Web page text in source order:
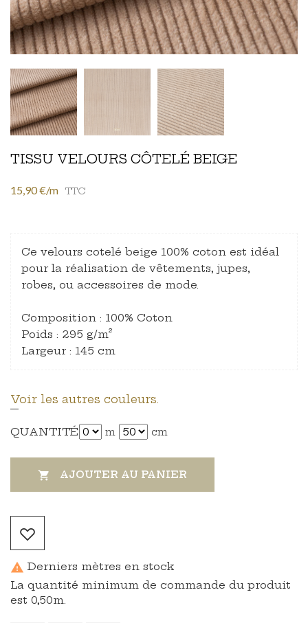
TISSU VELOURS CÔTELÉ BEIGE
15,90 €/m TTC
Ce velours cotelé beige 100% coton est idéal
pour la réalisation de vêtements, jupes,
robes, ou accessoires de mode.
Composition : 100% Coton
Poids : 295 g/m²
Largeur : 145 cm
Voir les autres couleurs.
QUANTITÉ m cm
 AJOUTER AU PANIER
 Derniers mètres en stock
La quantité minimum de commande du produit
est 0,50m.